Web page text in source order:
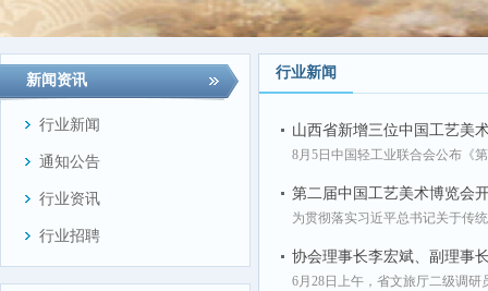
新闻资讯
行业新闻
通知公告
行业资讯
行业招聘
行业新闻
山西省新增三位中国工艺美
8月5日中国轻工业联合会公布《
第二届中国工艺美术博览会
为贯彻落实习近平总书记关于传
协会理事长李宏斌、副理事
6月28日上午，省文旅厅二级调